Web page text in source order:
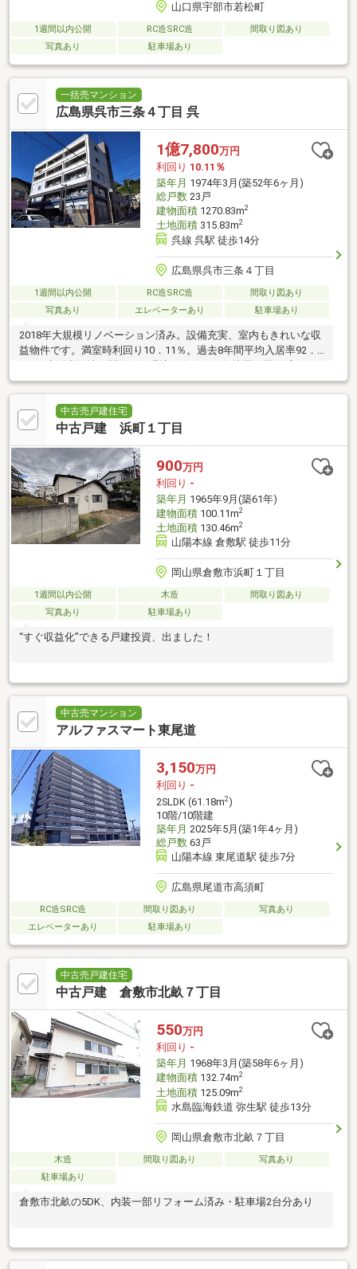
山口県宇部市若松町
1週間以内公開 RC造SRC造
間取り図あり
写真あり
駐車場あり
一括売マンション
広島県呉市三条４丁目 呉
1億7,800万円
利回り 10.11％
築年月 1974年3月(築52年6ヶ月)
総戸数23戸
建物面積1270.83m2
土地面積315.83m2
呉線 呉駅 徒歩14分
広島県呉市三条４丁目
1週間以内公開 RC造SRC造
間取り図あり
写真あり
エレベーターあり 駐車場あり
2018年大規模リノベーション済み。設備充実、室内もきれいな収
益物件です。満室時利回り10．11％。過去8年間平均入居率92．
3％。生活利便性と閑静な住環境で人気の三条地区。開放感あふれ
る3方道路。
中古売戸建住宅
中古戸建 浜町１丁目
900万円
利回り -
築年月 1965年9月(築61年)
建物面積100.11m2
土地面積130.46m2
山陽本線 倉敷駅 徒歩11分
岡山県倉敷市浜町１丁目
1週間以内公開 木造
間取り図あり
写真あり
駐車場あり
“すぐ収益化”できる戸建投資、出ました！
中古売マンション
アルファスマート東尾道
3,150万円
利回り -
2SLDK (61.18m2)
10階/10階建
築年月 2025年5月(築1年4ヶ月)
総戸数63戸
山陽本線 東尾道駅 徒歩7分
広島県尾道市高須町
RC造SRC造 間取り図あり
写真あり
エレベーターあり
駐車場あり
中古売戸建住宅
中古戸建 倉敷市北畝７丁目
550万円
利回り -
築年月 1968年3月(築58年6ヶ月)
建物面積132.74m2
土地面積125.09m2
水島臨海鉄道 弥生駅 徒歩13分
岡山県倉敷市北畝７丁目
木造 間取り図あり
写真あり
駐車場あり
倉敷市北畝の5DK、内装一部リフォーム済み・駐車場2台分あり